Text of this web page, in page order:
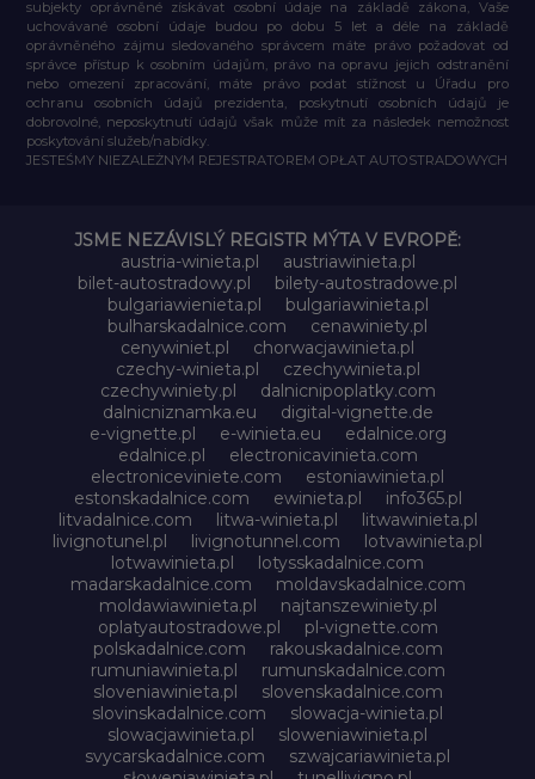
subjekty oprávněné získávat osobní údaje na základě zákona, Vaše
uchovávané osobní údaje budou po dobu 5 let a déle na základě
oprávněného zájmu sledovaného správcem máte právo požadovat od
správce přístup k osobním údajům, právo na opravu jejich odstranění
nebo omezení zpracování, máte právo podat stížnost u Úřadu pro
ochranu osobních údajů prezidenta, poskytnutí osobních údajů je
dobrovolné, neposkytnutí údajů však může mít za následek nemožnost
poskytování služeb/nabídky.
JESTEŚMY NIEZALEŻNYM REJESTRATOREM OPŁAT AUTOSTRADOWYCH
JSME NEZÁVISLÝ REGISTR MÝTA V EVROPĚ:
austria-winieta.pl
austriawinieta.pl
bilet-autostradowy.pl
bilety-autostradowe.pl
bulgariawienieta.pl
bulgariawinieta.pl
bulharskadalnice.com
cenawiniety.pl
cenywiniet.pl
chorwacjawinieta.pl
czechy-winieta.pl
czechywinieta.pl
czechywiniety.pl
dalnicnipoplatky.com
dalnicniznamka.eu
digital-vignette.de
e-vignette.pl
e-winieta.eu
edalnice.org
edalnice.pl
electronicavinieta.com
electroniceviniete.com
estoniawinieta.pl
estonskadalnice.com
ewinieta.pl
info365.pl
litvadalnice.com
litwa-winieta.pl
litwawinieta.pl
livignotunel.pl
livignotunnel.com
lotvawinieta.pl
lotwawinieta.pl
lotysskadalnice.com
madarskadalnice.com
moldavskadalnice.com
moldawiawinieta.pl
najtanszewiniety.pl
oplatyautostradowe.pl
pl-vignette.com
polskadalnice.com
rakouskadalnice.com
rumuniawinieta.pl
rumunskadalnice.com
sloveniawinieta.pl
slovenskadalnice.com
slovinskadalnice.com
slowacja-winieta.pl
slowacjawinieta.pl
sloweniawinieta.pl
svycarskadalnice.com
szwajcariawinieta.pl